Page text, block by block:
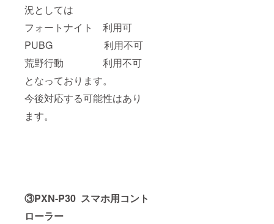
況としては
フォートナイト 利用可
PUBG 利用不可
荒野行動 利用不可
となっております。
今後対応する可能性はあり
ます。
③PXN-P30 スマホ用コント
ローラー